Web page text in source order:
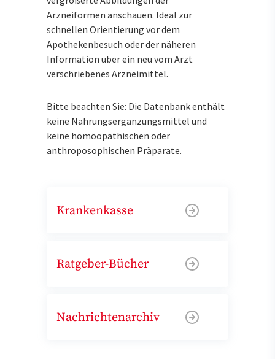
Arzneiformen anschauen. Ideal zur
schnellen Orientierung vor dem
Apothekenbesuch oder der näheren
Information über ein neu vom Arzt
verschriebenes Arzneimittel.
Bitte beachten Sie: Die Datenbank enthält
keine Nahrungsergänzungsmittel und
keine homöopathischen oder
anthroposophischen Präparate.
Krankenkasse
Ratgeber-Bücher
Nachrichtenarchiv